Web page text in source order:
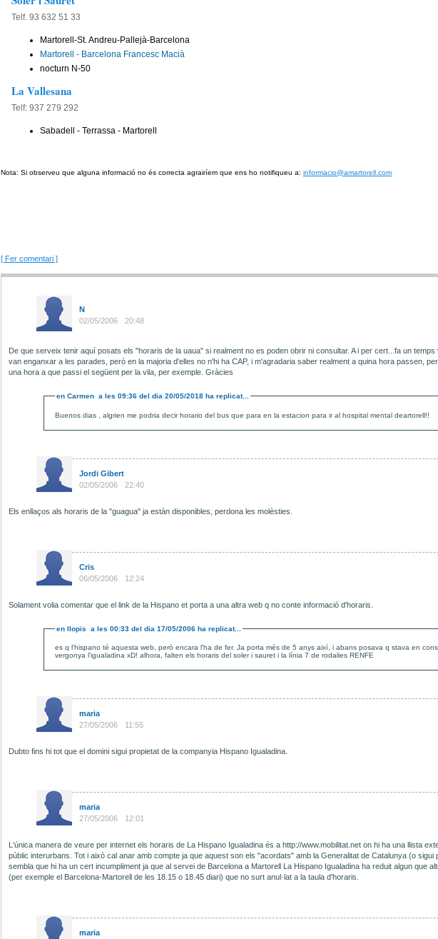
Telf. 93 632 51 33
Martorell-St. Andreu-Pallejà-Barcelona
Martorell - Barcelona Francesc Macià
nocturn N-50
La Vallesana
Telf: 937 279 292
Sabadell - Terrassa - Martorell
Nota: Si observeu que alguna informació no és correcta agrairíem que ens ho notifiqueu a: informacio@amartorell.com
[ Fer comentari ]
N
02/05/2006
20:48
De que serveix tenir aquí posats els "horaris de la uaua" si realment no es poden obrir ni consultar. A i per cert...fa un
van enganxar a les parades, però en la majoria d'elles no n'hi ha CAP, i m'agradaria saber realment a quina hora passen,
una hora a que passi el següent per la vila, per exemple. Gràcies
enCarmen a les09:36 del dia20/05/2018 ha replicat...
Buenos dias , algrien me podria decir horario del bus que para en la estacion para ir al hospital mental deartorell!!
Jordi Gibert
02/05/2006
22:40
Els enllaços als horaris de la "guagua" ja estàn disponibles, perdona les molèsties.
Cris
06/05/2006
12:24
Solament volia comentar que el link de la Hispano et porta a una altra web q no conte informació d'horaris.
enllopis a les00:33 del dia17/05/2006 ha replicat...
es q l'hispano té aquesta web, però encara l'ha de fer. Ja porta més de 5 anys així, i abans posava q stava en
vergonya l'igualadina xD! alhora, falten els horaris del soler i sauret i la línia 7 de rodalies RENFE
maria
27/05/2006
11:55
Dubto fins hi tot que el domini sigui propietat de la companyia Hispano Igualadina.
maria
27/05/2006
12:01
L'única manera de veure per internet els horaris de La Hispano Igualadina és a http://www.mobilitat.net on hi ha una llista
públic interurbans. Tot i això cal anar amb compte ja que aquest son els "acordats" amb la Generalitat de Catalunya (o
sembla que hi ha un cert incumpliment ja que al servei de Barcelona a Martorell La Hispano Igualadina ha reduit algun que
(per exemple el Barcelona-Martorell de les 18.15 o 18.45 diari) que no surt anul·lat a la taula d'horaris.
maria